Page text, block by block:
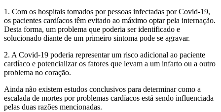
1. Com os hospitais tomados por pessoas infectadas por Covid-19,
os pacientes cardíacos têm evitado ao máximo optar pela internação.
Desta forma, um problema que poderia ser identificado e
solucionado diante de um primeiro sintoma pode se agravar.
2. A Covid-19 poderia representar um risco adicional ao paciente
cardíaco e potencializar os fatores que levam a um infarto ou a outro
problema no coração.
Ainda não existem estudos conclusivos para determinar como a
escalada de mortes por problemas cardíacos está sendo influenciada
pelas duas razões mencionadas.